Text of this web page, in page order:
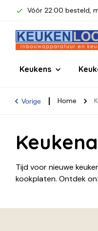
Vóór 22:00 besteld,
Keukens
Vorige Home
Tijd voor nieuwe
kookplaten. Ontdek